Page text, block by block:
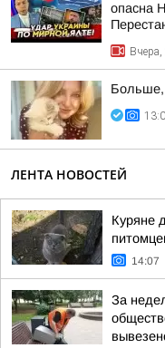
опасна
Больше,
ЛЕНТА НОВОСТЕЙ
Куряне
14:07
За